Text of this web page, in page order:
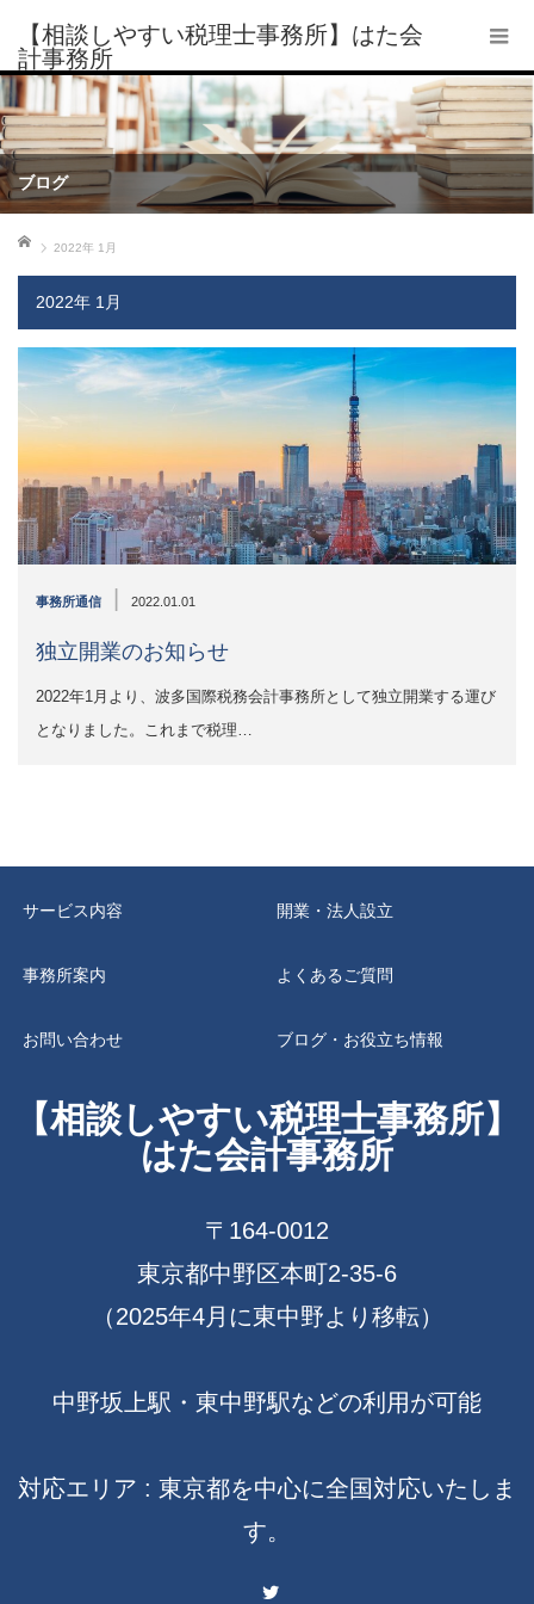
【相談しやすい税理士事務所】はた会
計事務所
ブログ
ホーム
2022年 1月
2022年 1月
事務所通信 | 2022.01.01
独立開業のお知らせ
2022年1月より、波多国際税務会計事務所として独立開業する運び
となりました。これまで税理…
サービス内容 開業・法人設立
事務所案内 よくあるご質問
お問い合わせ ブログ・お役立ち情報
【相談しやすい税理士事務所】
はた会計事務所
〒164-0012
東京都中野区本町2-35-6
（2025年4月に東中野より移転）
中野坂上駅・東中野駅などの利用が可能
対応エリア : 東京都を中心に全国対応いたしま
す。